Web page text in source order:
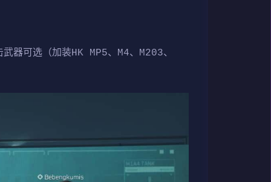
可选（加装HK MP5、M4、M203、